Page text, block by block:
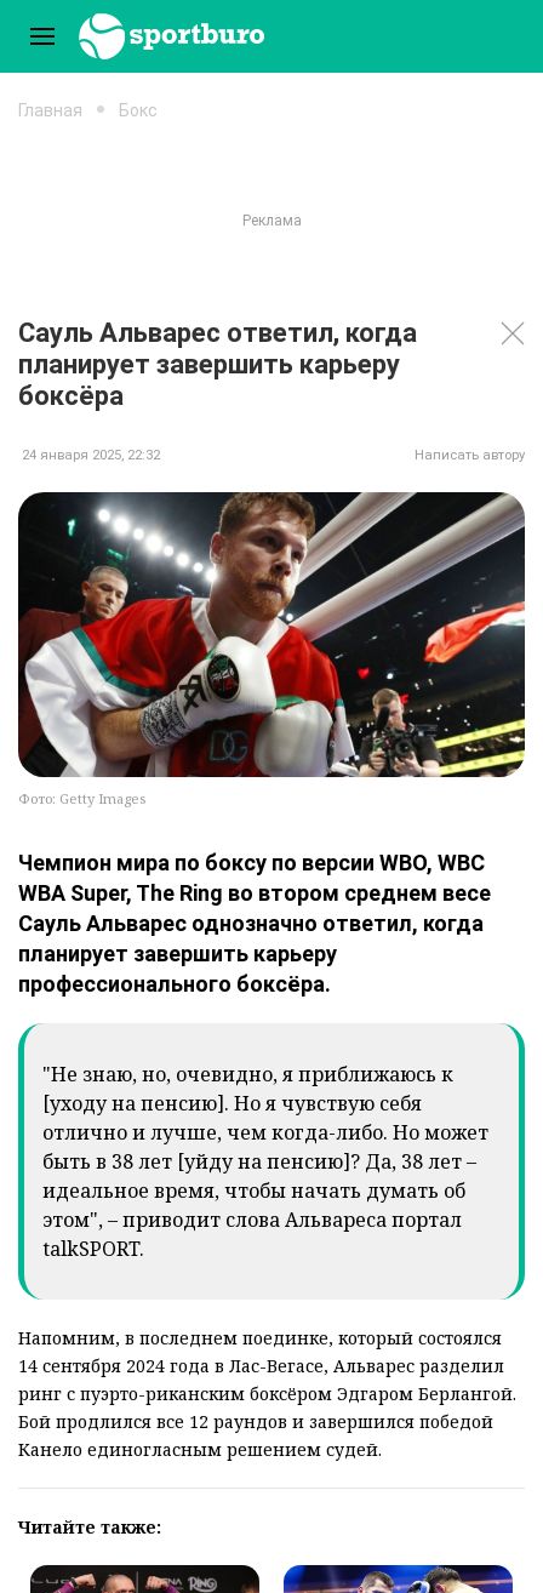
Главная Бокс
Сауль Альварес ответил, когда
планирует завершить карьеру
боксёра
24 января 2025, 22:32 Написать автору
Фото: Getty Images
Чемпион мира по боксу по версии WBO, WBC
WBA Super, The Ring во втором среднем весе
Сауль Альварес однозначно ответил, когда
планирует завершить карьеру
профессионального боксёра.
"Не знаю, но, очевидно, я приближаюсь к
[уходу на пенсию]. Но я чувствую себя
отлично и лучше, чем когда-либо. Но может
быть в 38 лет [уйду на пенсию]? Да, 38 лет –
идеальное время, чтобы начать думать об
этом", – приводит слова Альвареса портал
talkSPORT.
Напомним, в последнем поединке, который состоялся
14 сентября 2024 года в Лас-Вегасе, Альварес разделил
ринг с пуэрто-риканским боксёром Эдгаром Берлангой.
Бой продлился все 12 раундов и завершился победой
Канело единогласным решением судей.
Читайте также: